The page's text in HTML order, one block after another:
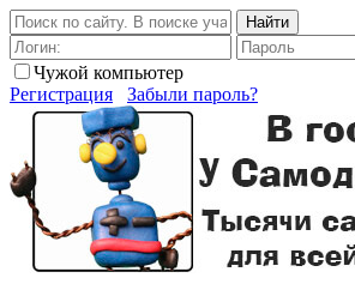
Найти
Чужой компьютер
Регистрация
Забыли пароль?